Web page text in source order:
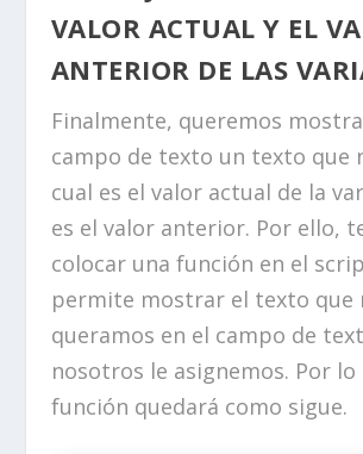
VALOR ACTUAL Y EL
ANTERIOR DE LAS
Finalmente, queremos
campo de texto un texto que
cual es el valor actual de la
es el valor anterior. Por ello,
colocar una función en el
permite mostrar el texto que
queramos en el campo de
nosotros le asignemos. Por
función quedará como sigue.